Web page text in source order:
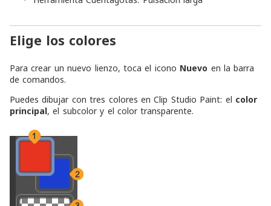
Elige los colores
Para crear un nuevo lienzo, toca el icono Nuevo en la barra
de comandos.
Puedes dibujar con tres colores en Clip Studio Paint: el color
principal, el subcolory elcolor transparente.